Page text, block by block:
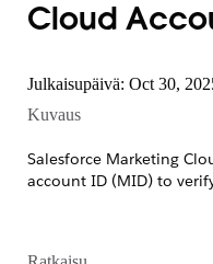
Cloud
Julkaisupäivä: Oct 30,
Kuvaus
Salesforce Marketing
account ID (MID) to